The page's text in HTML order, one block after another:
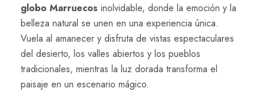
globo Marruecos inolvidable, donde la emoción y la
belleza natural se unen en una experiencia única.
Vuela al amanecer y disfruta de vistas espectaculares
del desierto, los valles abiertos y los pueblos
tradicionales, mientras la luz dorada transforma el
paisaje en un escenario mágico.